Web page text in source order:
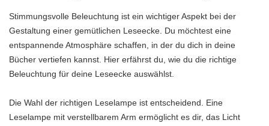
Stimmungsvolle Beleuchtung ist ein wichtiger Aspekt bei der
Gestaltung einer gemütlichen Leseecke. Du möchtest eine
entspannende Atmosphäre schaffen, in der du dich in deine
Bücher vertiefen kannst. Hier erfährst du, wie du die richtige
Beleuchtung für deine Leseecke auswählst.
Die Wahl der richtigen Leselampe ist entscheidend. Eine
Leselampe mit verstellbarem Arm ermöglicht es dir, das Licht